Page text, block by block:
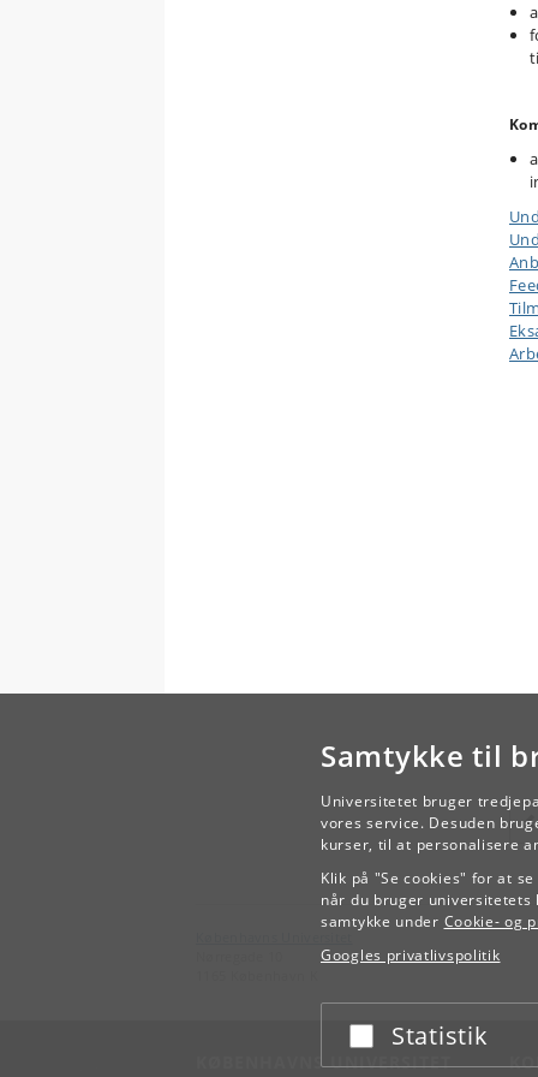
Samtykke til
Universitetet bruger
vores service. Desuden
kurser, til at personalisere
Klik på "Se cookies" for at
når du bruger universitetets
samtykke under Cookie- og
Googles privatlivspolitik
Acceptér eller afslå
Statistik
KØBENHAVNS UNIVERSITET